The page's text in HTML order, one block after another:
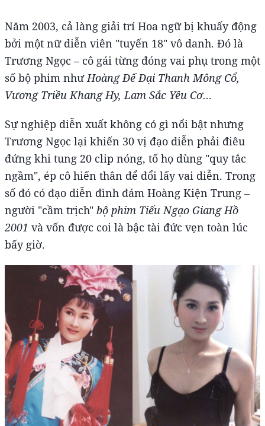
Năm 2003, cả làng giải trí Hoa ngữ bị khuấy động
bởi một nữ diễn viên "tuyến 18" vô danh. Đó là
Trương Ngọc – cô gái từng đóng vai phụ trong một
số bộ phim nhưHoàng Đế Đại Thanh Mông Cổ,
Vương Triều Khang Hy, Lam Sắc Yêu Cơ…
Sự nghiệp diễn xuất không có gì nổi bật nhưng
Trương Ngọc lại khiến 30 vị đạo diễn phải điêu
đứng khi tung 20 clip nóng, tố họ dùng "quy tắc
ngầm", ép cô hiến thân để đổi lấy vai diễn. Trong
số đó có đạo diễn đình đám Hoàng Kiện Trung –
người "cầm trịch" bộ phim Tiếu Ngạo Giang Hồ
2001 và vốn được coi là bậc tài đức vẹn toàn lúc
bấy giờ.